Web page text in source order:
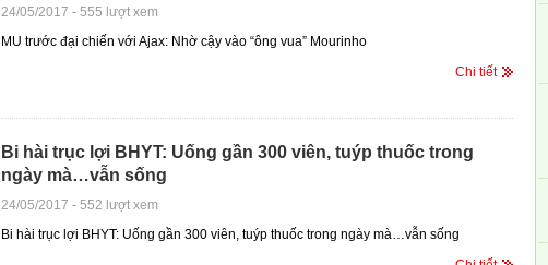
24/05/2017 - 555 lượt xem
MU trước đại chiến với Ajax: Nhờ cậy vào “ông vua” Mourinho
Chi tiết
Bi hài trục lợi BHYT: Uống gần 300 viên, tuýp thuốc trong
ngày mà…vẫn sống
24/05/2017 - 552 lượt xem
Bi hài trục lợi BHYT: Uống gần 300 viên, tuýp thuốc trong ngày mà…vẫn sống